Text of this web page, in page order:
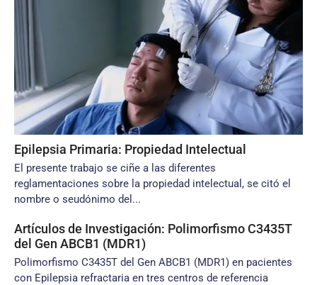
Epilepsia Primaria: Propiedad Intelectual
El presente trabajo se ciñe a las diferentes
reglamentaciones sobre la propiedad intelectual, se citó el
nombre o seudónimo del...
Artículos de Investigación: Polimorfismo C3435T
del Gen ABCB1 (MDR1)
Polimorfismo C3435T del Gen ABCB1 (MDR1) en pacientes
con Epilepsia refractaria en tres centros de referencia